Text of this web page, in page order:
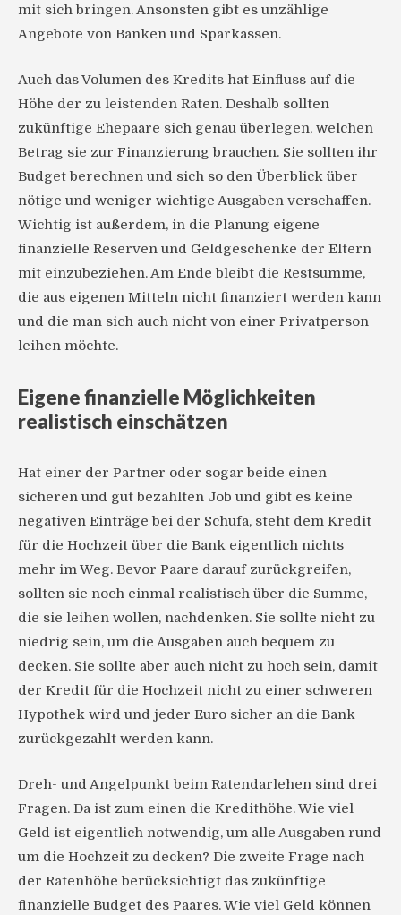
mit sich bringen. Ansonsten gibt es unzählige
Angebote von Banken und Sparkassen.
Auch das Volumen des Kredits hat Einfluss auf die
Höhe der zu leistenden Raten. Deshalb sollten
zukünftige Ehepaare sich genau überlegen, welchen
Betrag sie zur Finanzierung brauchen. Sie sollten ihr
Budget berechnen und sich so den Überblick über
nötige und weniger wichtige Ausgaben verschaffen.
Wichtig ist außerdem, in die Planung eigene
finanzielle Reserven und Geldgeschenke der Eltern
mit einzubeziehen. Am Ende bleibt die Restsumme,
die aus eigenen Mitteln nicht finanziert werden kann
und die man sich auch nicht von einer Privatperson
leihen möchte.
Eigene finanzielle Möglichkeiten
realistisch einschätzen
Hat einer der Partner oder sogar beide einen
sicheren und gut bezahlten Job und gibt es keine
negativen Einträge bei der Schufa, steht dem Kredit
für die Hochzeit über die Bank eigentlich nichts
mehr im Weg. Bevor Paare darauf zurückgreifen,
sollten sie noch einmal realistisch über die Summe,
die sie leihen wollen, nachdenken. Sie sollte nicht zu
niedrig sein, um die Ausgaben auch bequem zu
decken. Sie sollte aber auch nicht zu hoch sein, damit
der Kredit für die Hochzeit nicht zu einer schweren
Hypothek wird und jeder Euro sicher an die Bank
zurückgezahlt werden kann.
Dreh- und Angelpunkt beim Ratendarlehen sind drei
Fragen. Da ist zum einen die Kredithöhe. Wie viel
Geld ist eigentlich notwendig, um alle Ausgaben rund
um die Hochzeit zu decken? Die zweite Frage nach
der Ratenhöhe berücksichtigt das zukünftige
finanzielle Budget des Paares. Wie viel Geld können